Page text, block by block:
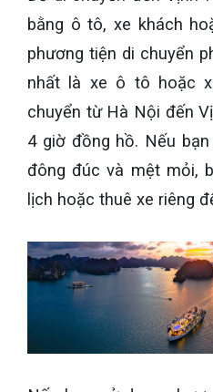
bằng ô tô, xe khách
phương tiện di chuyển
nhất là xe ô tô hoặc
chuyển từ Hà Nội đến
4 giờ đồng hồ. Nếu
đông đúc và mệt mỏi,
lịch hoặc thuê xe riêng